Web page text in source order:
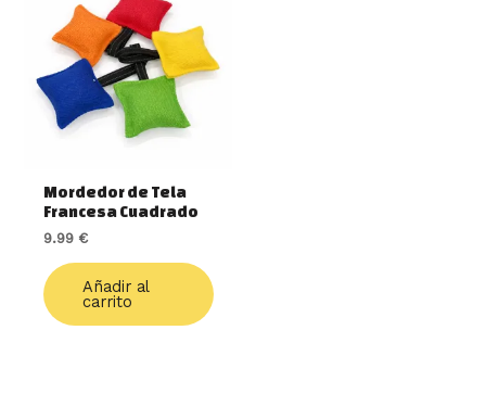
Mordedor de Tela
Francesa Cuadrado
9.99 €
Añadir al
carrito